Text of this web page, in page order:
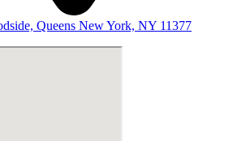
Queens New York, NY 11377